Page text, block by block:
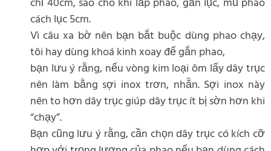
cách lục 5cm.
Vì câu xa bờ nên bạn bắt buộc dùng phao chạy,
tôi hay dùng khoá kinh xoay để gắn phao,
bạn lưu ý rằng, nếu vòng kim loại ôm lấy dây trục
nên làm bằng sợi inox trơn, nhẵn. Sợi inox này
nên to hơn dây trục giúp dây trục ít bị sờn hơn khi
“chạy”.
Bạn cũng lưu ý rằng, cần chọn dây trục có kích cỡ